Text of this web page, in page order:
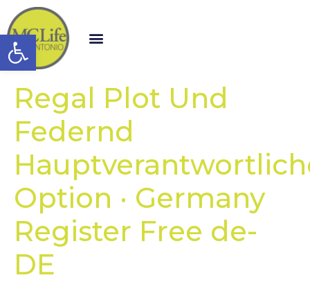
Open toolbar
Regal Plot Und
Federnd
Option · Germany
Register Free de-
DE